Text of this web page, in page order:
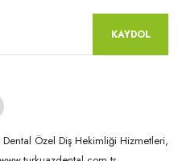
KAYDOL
Özel Diş Hekimliği Hizmetleri,